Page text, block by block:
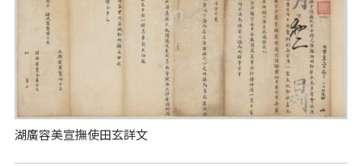
湖廣容美宣撫使田玄詳文